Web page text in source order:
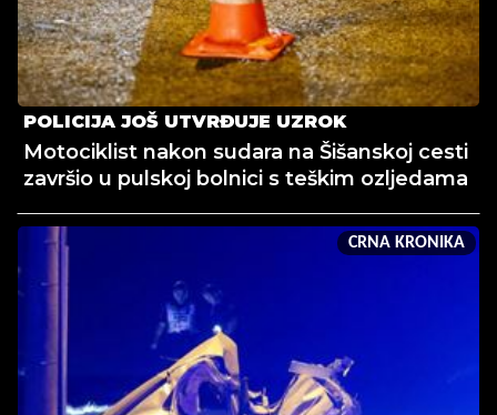
POLICIJA JOŠ UTVRĐUJE UZROK
Motociklist nakon sudara na Šišanskoj cesti
završio u pulskoj bolnici s teškim ozljedama
CRNA KRONIKA